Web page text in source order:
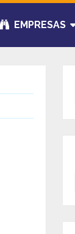
EMPRESAS